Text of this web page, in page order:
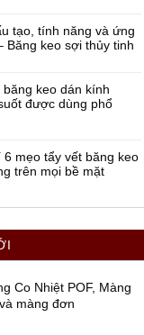
tạo, tính năng và ứng
Băng keo sợi thủy tinh
băng keo dán kính
được dùng phổ
6 mẹo tẩy vết băng keo
trên mọi bề mặt
Co Nhiệt POF, Màng
màng đơn